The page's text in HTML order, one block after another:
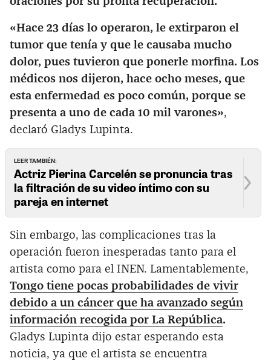
«Hace 23 días lo operaron, le extirparon el
tumor que tenía y que le causaba mucho
dolor, pues tuvieron que ponerle morfina. Los
médicos nos dijeron, hace ocho meses, que
esta enfermedad es poco común, porque se
presenta a uno de cada 10 mil varones»,
declaró Gladys Lupinta.
LEER TAMBIÉN:
Actriz Pierina Carcelén se pronuncia tras
la filtración de su video íntimo con su
pareja en internet
Sin embargo, las complicaciones tras la
operación fueron inesperadas tanto para el
artista como para el INEN. Lamentablemente,
Tongo tiene pocas probabilidades de vivir
debido a un cáncer que ha avanzado según
información recogida por La República.
Gladys Lupinta dijo estar esperando esta
noticia, ya que el artista se encuentra